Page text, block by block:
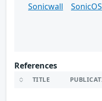
Sonicwall
SonicOS
References
TITLE